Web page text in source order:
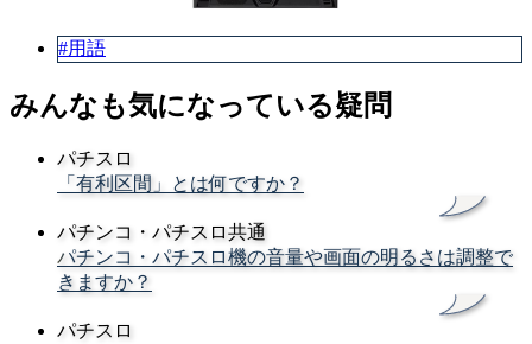
#用語
みんなも気になっている疑問
パチスロ
「有利区間」とは何ですか？
パチンコ・パチスロ共通
パチンコ・パチスロ機の音量や画面の明るさは調整で
きますか？
パチスロ